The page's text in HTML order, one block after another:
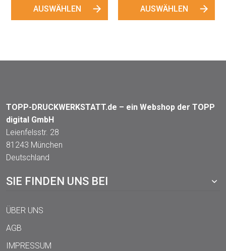
TOPP-DRUCKWERKSTATT.de – ein Webshop der TOPP
digital GmbH
Leienfelsstr. 28
81243 München
Deutschland
SIE FINDEN UNS BEI
ÜBER UNS
AGB
IMPRESSUM